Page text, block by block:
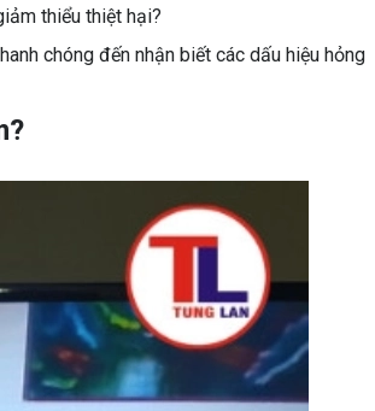
thiểu thiệt hại?
chóng đến nhận biết các dấu hiệu hỏng